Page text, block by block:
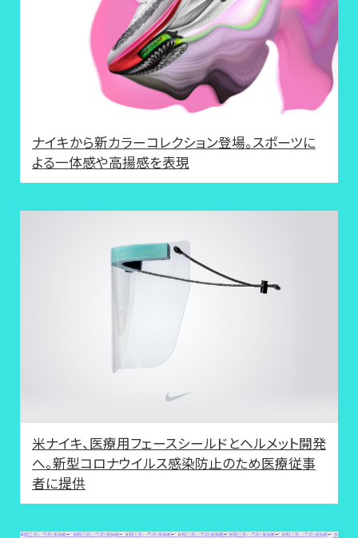
ナイキから新カラーコレクション登場。スポーツに
よる一体感や高揚感を表現
米ナイキ、医療用フェースシールドとヘルメット開発
へ。新型コロナウイルス感染防止のため医療従事
者に提供